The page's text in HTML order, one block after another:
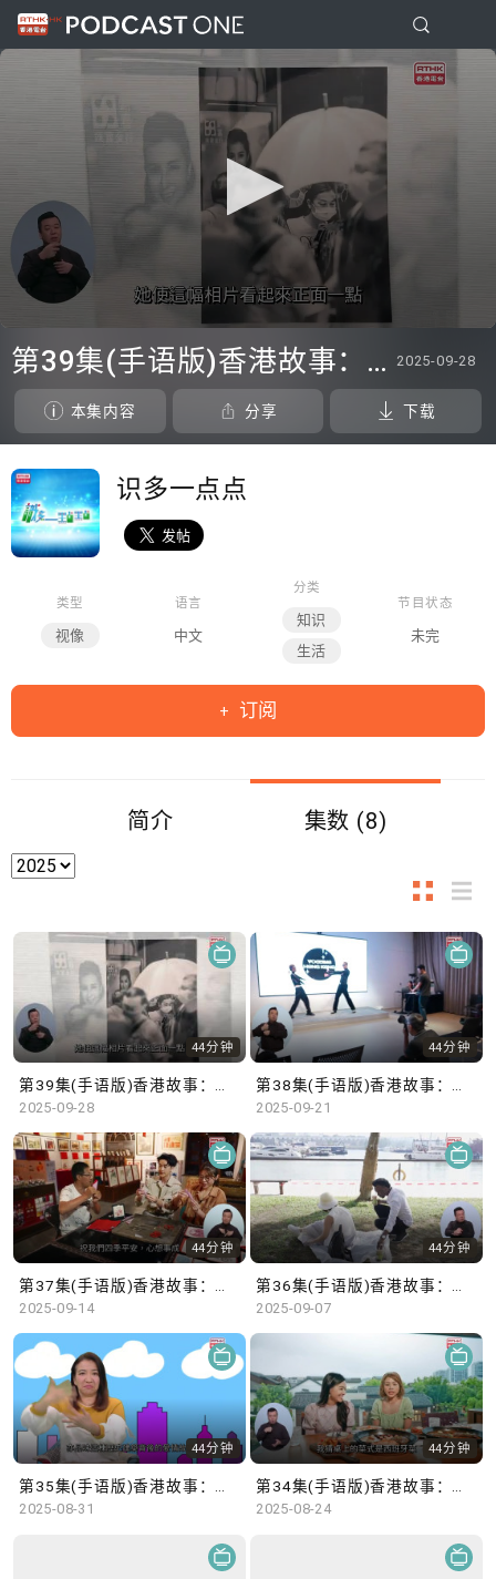
seconds
of
seconds
第39集(手语版)香港故事：情系香港* 不说不知世界情#9朝夕之间(手语版)广东话去旅游-唐代建筑篇#3从大同到奈良：细味大唐遗韵 2025-09-28
本集内容 分享 下载
识多一点点
类型
视像
语言
中文
分类
知识
生活
节目状态
未完
订阅
简介 集数 (8)
44分钟
2025-09-28
44分钟
2025-09-21
44分钟
2025-09-14
44分钟
2025-09-07
44分钟
第35集(手语版)香港故事：情系香港* 不说不知世界情#5舞吧，舞吧！ 姐姐们(手语版)广东话去旅游#3爱在笔端：张爱玲与上海、安徽的奇遇
2025-08-31
44分钟
第34集(手语版)香港故事：情系香港* 不说不知世界情#4来自巴国的生命斗士(手语版)广东话去旅游#2慢活上海：文化探索与极限挑战
2025-08-24